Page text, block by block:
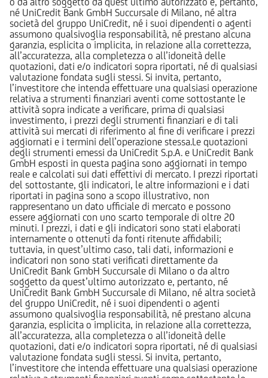
né UniCredit Bank GmbH Succursale di Milano, né altra
società del gruppo UniCredit, né i suoi dipendenti o agenti
assumono qualsivoglia responsabilità, né prestano alcuna
garanzia, esplicita o implicita, in relazione alla correttezza,
all’accuratezza, alla completezza o all’idoneità delle
quotazioni, dati e/o indicatori sopra riportati, né di qualsiasi
valutazione fondata sugli stessi. Si invita, pertanto,
l’investitore che intenda effettuare una qualsiasi operazione
relativa a strumenti finanziari aventi come sottostante le
attività sopra indicate a verificare, prima di qualsiasi
investimento, i prezzi degli strumenti finanziari e di tali
attività sui mercati di riferimento al fine di verificare i prezzi
aggiornati e i termini dell’operazione stessa.Le quotazioni
degli strumenti emessi da UniCredit S.p.A. e UniCredit Bank
GmbH esposti in questa pagina sono aggiornati in tempo
reale e calcolati sui dati effettivi di mercato. I prezzi riportati
del sottostante, gli indicatori, le altre informazioni e i dati
riportati in pagina sono a scopo illustrativo, non
rappresentano un dato ufficiale di mercato e possono
essere aggiornati con uno scarto temporale di oltre 20
minuti. I prezzi, i dati e gli indicatori sono stati elaborati
internamente o ottenuti da fonti ritenute affidabili;
tuttavia, in quest’ultimo caso, tali dati, informazioni e
indicatori non sono stati verificati direttamente da
UniCredit Bank GmbH Succursale di Milano o da altro
soggetto da quest’ultimo autorizzato e, pertanto, né
UniCredit Bank GmbH Succursale di Milano, né altra società
del gruppo UniCredit, né i suoi dipendenti o agenti
assumono qualsivoglia responsabilità, né prestano alcuna
garanzia, esplicita o implicita, in relazione alla correttezza,
all’accuratezza, alla completezza o all’idoneità delle
quotazioni, dati e/o indicatori sopra riportati, né di qualsiasi
valutazione fondata sugli stessi. Si invita, pertanto,
l’investitore che intenda effettuare una qualsiasi operazione